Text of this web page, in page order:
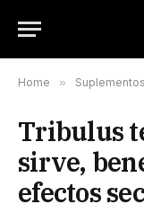
Home » Suplementos
Tribulus
sirve,
efectos